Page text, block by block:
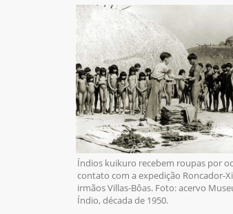
Índios kuikuro recebem roupas por
contato com a expedição Roncador-
irmãos Villas-Bôas. Foto: acervo
Índio, década de 1950.